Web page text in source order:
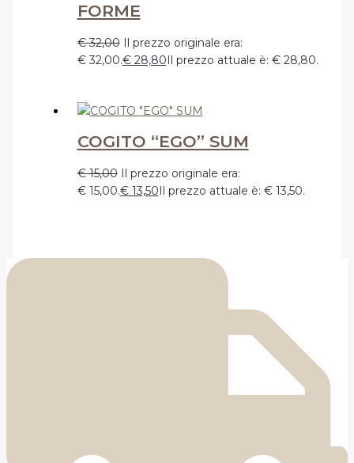
FORME
€32,00 Il prezzo originale era:
€ 32,00.€28,80Il prezzo attuale è: € 28,80.
COGITO “EGO” SUM
€15,00 Il prezzo originale era:
€ 15,00.€13,50Il prezzo attuale è: € 13,50.